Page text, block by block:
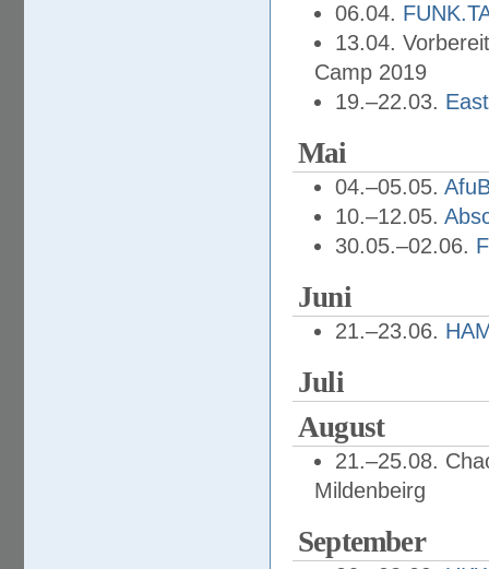
06.04.
13.04.
Camp 2019
19.–22.03.
Mai
04.–05.05.
10.–12.05.
30.05.–02.06.
Juni
21.–23.06.
Juli
August
21.–25.08.
Mildenbeirg
September